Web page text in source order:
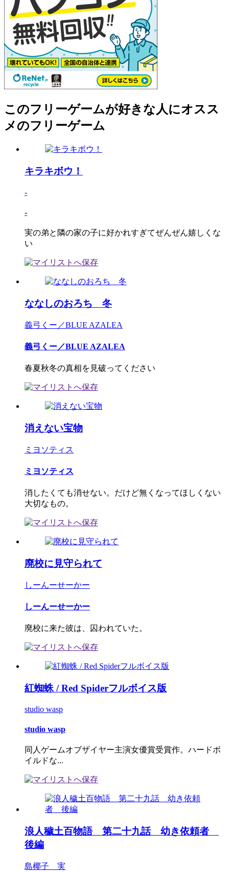
このフリーゲームが好きな人にオスス
メのフリーゲーム
キラキボウ！
-
-
実の弟と隣の家の子に好かれすぎてぜんぜん嬉しくな
い
ななしのおろち 冬
義弓くー／BLUE AZALEA
義弓くー／BLUE AZALEA
春夏秋冬の真相を見破ってください
消えない宝物
ミヨソティス
ミヨソティス
消したくても消せない。だけど無くなってほしくない
大切なもの。
廃校に見守られて
しーんーせーかー
しーんーせーかー
廃校に来た彼は、囚われていた。
紅蜘蛛 / Red Spiderフルボイス版
studio wasp
studio wasp
同人ゲームオブザイヤー主演女優賞受賞作。ハードボ
イルドな...
浪人穢土百物語 第二十九話 幼き依頼者
後編
島椰子 実